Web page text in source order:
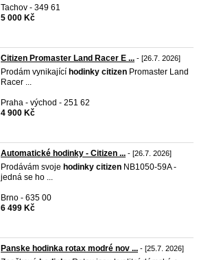
Tachov - 349 61
5 000 Kč
Citizen Promaster Land Racer E ... - [26.7. 2026]
Prodám vynikající hodinky citizen Promaster Land
Racer ...
Praha - východ - 251 62
4 900 Kč
Automatické hodinky - Citizen ... - [26.7. 2026]
Prodávám svoje hodinky citizen NB1050-59A -
jedná se ho ...
Brno - 635 00
6 499 Kč
Panske hodinka rotax modré nov ... - [25.7. 2026]